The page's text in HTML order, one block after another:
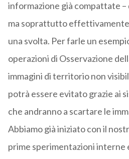
informazione già compattate –
ma soprattutto
una svolta. Per farle un
operazioni di Osservazione
immagini di territorio non
potrà essere evitato grazie ai
che andranno a scartare le
Abbiamo già iniziato con il
prime sperimentazioni interne